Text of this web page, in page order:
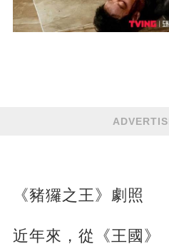
《豬玀之王》劇照
近年來，從《王國》